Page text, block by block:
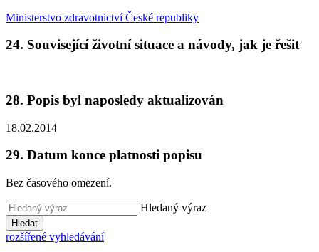
Ministerstvo zdravotnictví České republiky
24. Související životní situace a návody, jak je řešit
28. Popis byl naposledy aktualizován
18.02.2014
29. Datum konce platnosti popisu
Bez časového omezení.
Hledaný výraz
Hledat
rozšířené vyhledávání